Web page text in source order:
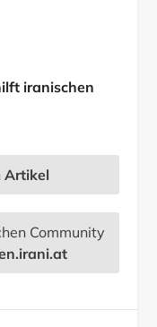
iranischen
Artikel
Community